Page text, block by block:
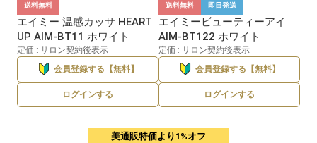
送料無料
エイミー 温感カッサ HEART
UP AIM-BT11 ホワイト
定価 : サロン契約後表示
会員登録する【無料】
ログインする
送料無料 即日発送
エイミービューティーアイ
AIM-BT122 ホワイト
定価 : サロン契約後表示
会員登録する【無料】
ログインする
美通販特価より1%オフ